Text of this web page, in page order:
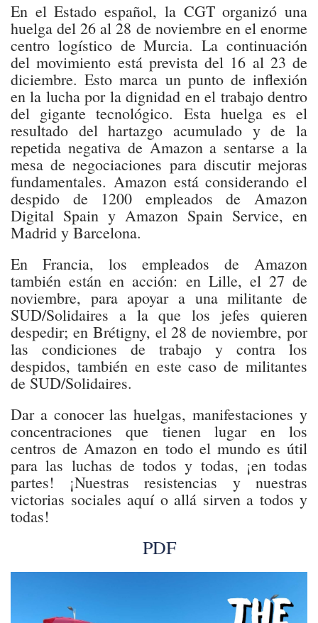
En el Estado español, la CGT organizó una
huelga del 26 al 28 de noviembre en el enorme
centro logístico de Murcia. La continuación
del movimiento está prevista del 16 al 23 de
diciembre. Esto marca un punto de inflexión
en la lucha por la dignidad en el trabajo dentro
del gigante tecnológico. Esta huelga es el
resultado del hartazgo acumulado y de la
repetida negativa de Amazon a sentarse a la
mesa de negociaciones para discutir mejoras
fundamentales. Amazon está considerando el
despido de 1200 empleados de Amazon
Digital Spain y Amazon Spain Service, en
Madrid y Barcelona.
En Francia, los empleados de Amazon
también están en acción: en Lille, el 27 de
noviembre, para apoyar a una militante de
SUD/Solidaires a la que los jefes quieren
despedir; en Brétigny, el 28 de noviembre, por
las condiciones de trabajo y contra los
despidos, también en este caso de militantes
de SUD/Solidaires.
Dar a conocer las huelgas, manifestaciones y
concentraciones que tienen lugar en los
centros de Amazon en todo el mundo es útil
para las luchas de todos y todas, ¡en todas
partes! ¡Nuestras resistencias y nuestras
victorias sociales aquí o allá sirven a todos y
todas!
PDF